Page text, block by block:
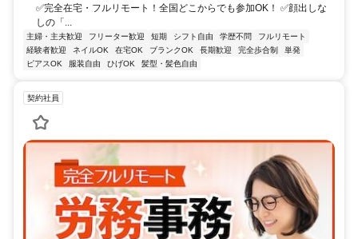
✅完全在宅・フルリモート！全国どこからでも参加OK！ ✅顔出しな
しの「...
主婦・主夫歓迎 フリーター歓迎 短期 シフト自由 学歴不問
フルリモート
経験者歓迎
ネイルOK 在宅OK ブランクOK 長期歓迎 完全歩合制
単発
ピアスOK
服装自由 ひげOK 髪型・髪色自由
契約社員